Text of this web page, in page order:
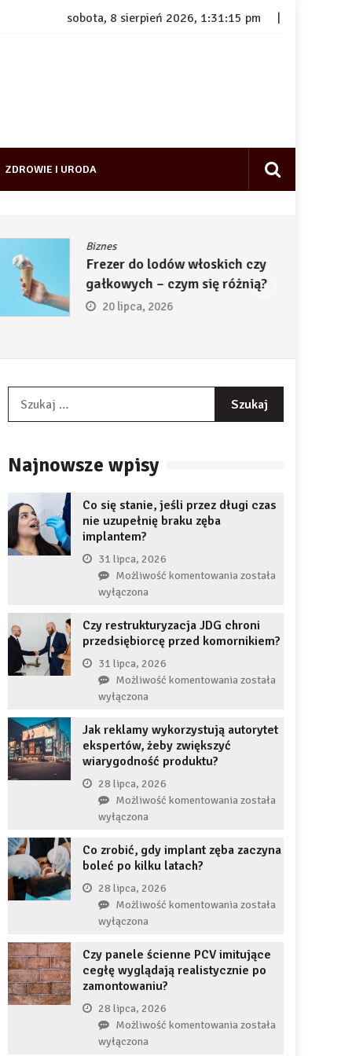
sobota, 8 sierpień 2026, 1:31:15 pm
ZDROWIE I URODA
Biznes
Frezer do lodów włoskich czy
gałkowych – czym się różnią?
20 lipca, 2026
Najnowsze wpisy
Co się stanie, jeśli przez długi czas
nie uzupełnię braku zęba
implantem?
31 lipca, 2026
Możliwość komentowaniaCo
jeśli
przez
czas
braku
zęba
została
wyłączona
Czy restrukturyzacja JDG chroni
przedsiębiorcę przed komornikiem?
31 lipca, 2026
Możliwość komentowaniaCzy
chroni
została
wyłączona
Jak reklamy wykorzystują autorytet
ekspertów, żeby zwiększyć
wiarygodność produktu?
28 lipca, 2026
Możliwość komentowaniaJak
autorytet
zwiększyć
została
wyłączona
Co zrobić, gdy implant zęba zaczyna
boleć po kilku latach?
28 lipca, 2026
Możliwość komentowaniaCo
implant
zęba
została
wyłączona
Czy panele ścienne PCV imitujące
cegłę wyglądają realistycznie po
zamontowaniu?
28 lipca, 2026
Możliwość komentowaniaCzy
została
wyłączona